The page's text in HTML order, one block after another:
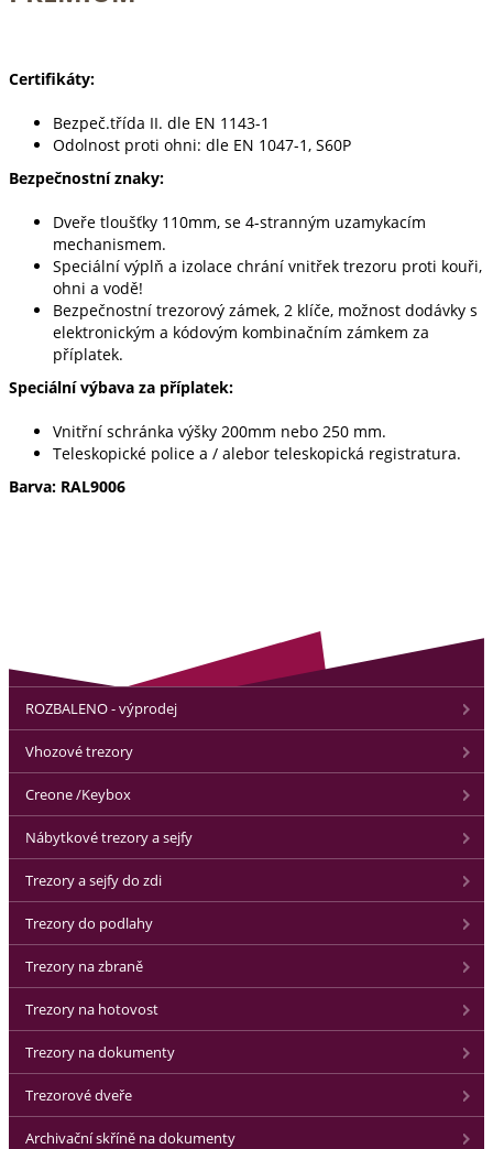
Certifikáty:
Bezpeč.třída II. dle EN 1143-1
Odolnost proti ohni: dle EN 1047-1, S60P
Bezpečnostní znaky:
Dveře tloušťky 110mm, se 4-stranným uzamykacím
mechanismem.
Speciální výplň a izolace chrání vnitřek trezoru proti kouři,
ohni a vodě!
Bezpečnostní trezorový zámek, 2 klíče, možnost dodávky s
elektronickým a kódovým kombinačním zámkem za
příplatek.
Speciální výbava za příplatek:
Vnitřní schránka výšky 200mm nebo 250 mm.
Teleskopické police a / alebor teleskopická registratura.
Barva: RAL9006
ROZBALENO - výprodej
Vhozové trezory
Creone /Keybox
Nábytkové trezory a sejfy
Trezory a sejfy do zdi
Trezory do podlahy
Trezory na zbraně
Trezory na hotovost
Trezory na dokumenty
Trezorové dveře
Archivační skříně na dokumenty